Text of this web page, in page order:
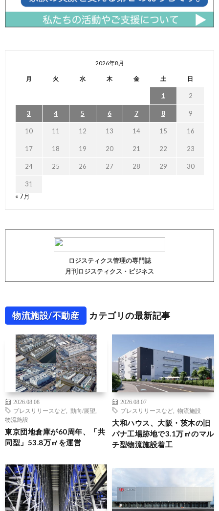
2026年8月
月 火 水 木 金 土 日
1 2
3 4 5 6 7 8 9
10 11 12 13 14 15 16
17 18 19 20 21 22 23
24 25 26 27 28 29 30
31
« 7月
ロジスティクス管理の専門誌
月刊ロジスティクス・ビジネス
物流施設/不動産 カテゴリの最新記事
2026.08.08
プレスリリースなど
動向/展望
物流施設
東京団地倉庫が60周年、「共
同型」53.8万㎡を運営
2026.08.07
プレスリリースなど
物流施設
大和ハウス、大阪・茨木の旧
パナ工場跡地で3.1万㎡のマル
チ型物流施設着工